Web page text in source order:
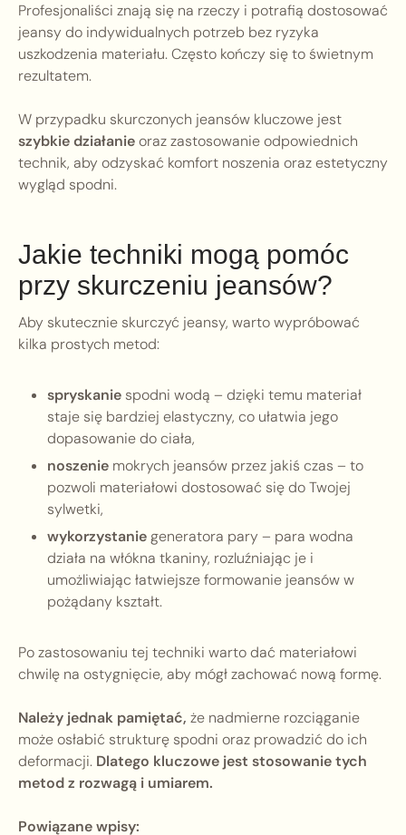
Profesjonaliści znają się na rzeczy i potrafią dostosować
jeansy do indywidualnych potrzeb bez ryzyka
uszkodzenia materiału. Często kończy się to świetnym
rezultatem.
W przypadku skurczonych jeansów kluczowe jest
szybkie działanieoraz zastosowanie odpowiednich
technik, aby odzyskać komfort noszenia oraz estetyczny
wygląd spodni.
Jakie techniki mogą pomóc
przy skurczeniu jeansów?
Aby skutecznie skurczyć jeansy, warto wypróbować
kilka prostych metod:
spryskanie spodni wodą – dzięki temu materiał
staje się bardziej elastyczny, co ułatwia jego
dopasowanie do ciała,
noszenie mokrych jeansów przez jakiś czas – to
pozwoli materiałowi dostosować się do Twojej
sylwetki,
wykorzystaniegeneratora pary – para wodna
działa na włókna tkaniny, rozluźniając je i
umożliwiając łatwiejsze formowanie jeansów w
pożądany kształt.
Po zastosowaniu tej techniki warto dać materiałowi
chwilę na ostygnięcie, aby mógł zachować nową formę.
Należy jednak pamiętać, że nadmierne rozciąganie
może osłabić strukturę spodni oraz prowadzić do ich
deformacji. Dlatego kluczowe jest stosowanie tych
metod z rozwagą i umiarem.
Powiązane wpisy: